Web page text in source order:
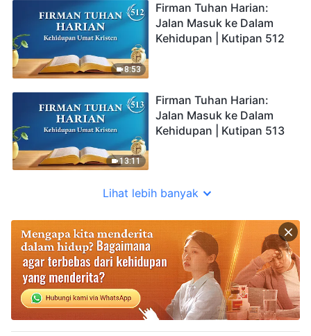
8:53
Firman Tuhan Harian:
Jalan Masuk ke Dalam
Kehidupan | Kutipan 512
13:11
Firman Tuhan Harian:
Jalan Masuk ke Dalam
Kehidupan | Kutipan 513
Lihat lebih banyak